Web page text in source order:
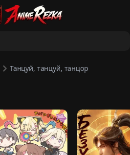
Танцуй, танцуй, танцор